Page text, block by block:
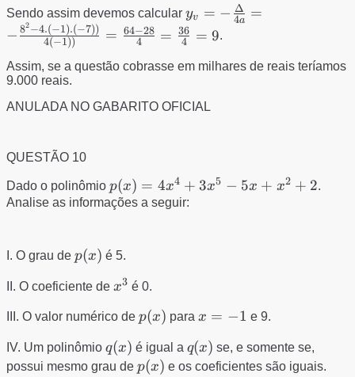
{2a}
{4a}
Sendo assim devemos calcular y_{v}=-
\frac{\Delta}
{4a}=-
\frac{8^{2}-4.(-1).
{4(-1))}=\frac{64-
yv = − 4a
Δ
=
−
4(−1))
82−4.(−1).(−7)) = 4
64−28 = 4
36 = 9.
Assim, se a questão cobrasse em milhares de reais teríamos
9.000 reais.
ANULADA NO GABARITO OFICIAL
QUESTÃO 10
Dado o polinômio p(x)=4x^{4}+3x^{5}-5x+x^{2}+2
p(x) = 4x4 + 3x5 − 5x + x2 + 2.
Analise as informações a seguir:
I. O grau de p(x)
p(x) é 5.
II. O coeficiente de x^{3}
x3 é 0.
III. O valor numérico de p(x)
p(x) para x
-1
x = −1 e 9.
IV. Um polinômio q(x)
q(x) é igual a q(x)
q(x) se, e somente se,
possui mesmo grau de p(x)
p(x) e os coeficientes são iguais.